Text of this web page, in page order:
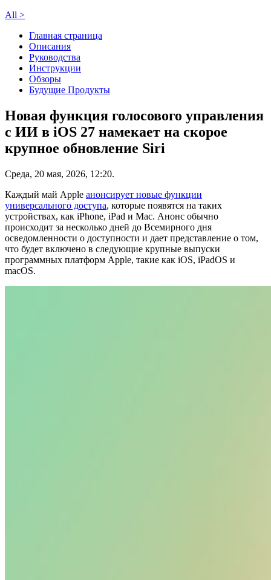
All >
Главная страница
Описания
Руководства
Инструкции
Обзоры
Будущие Продукты
Новая функция голосового управления
с ИИ в iOS 27 намекает на скорое
крупное обновление Siri
Среда, 20 мая, 2026, 12:20.
Каждый май Apple анонсирует новые функции
универсального доступа, которые появятся на таких
устройствах, как iPhone, iPad и Mac. Анонс обычно
происходит за несколько дней до Всемирного дня
осведомленности о доступности и дает представление о том,
что будет включено в следующие крупные выпуски
программных платформ Apple, такие как iOS, iPadOS и
macOS.